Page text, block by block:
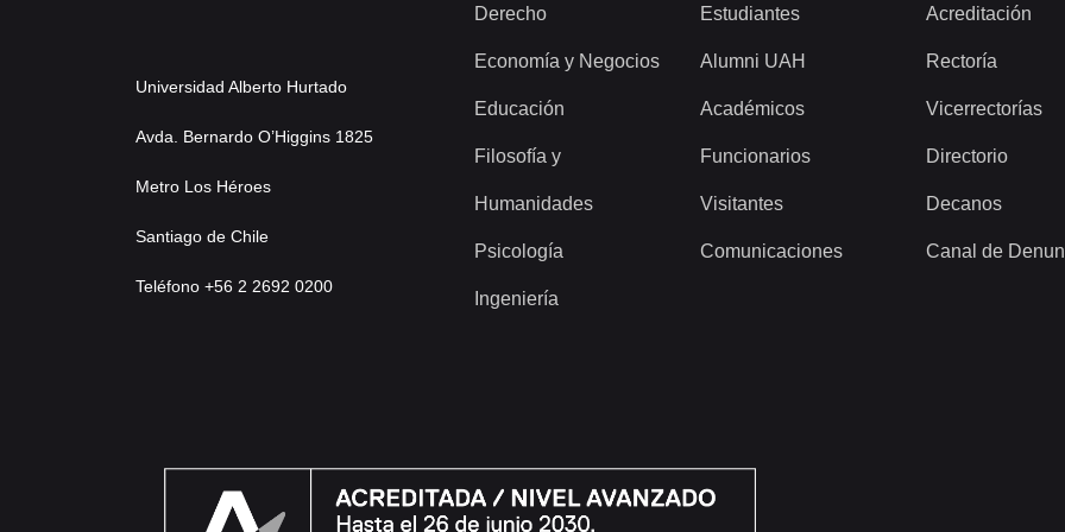
Universidad Alberto Hurtado
Avda. Bernardo O’Higgins 1825
Metro Los Héroes
Santiago de Chile
Teléfono +56 2 2692 0200
Derecho
Economía y Negocios
Educación
Filosofía y
Humanidades
Psicología
Ingeniería
Estudiantes
Alumni UAH
Académicos
Funcionarios
Visitantes
Comunicaciones
Acreditación
Rectoría
Vicerrectorías
Directorio
Decanos
Canal de